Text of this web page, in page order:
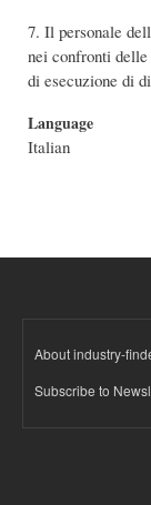
7. Il personale
nei confronti
di esecuzione di
Language
Italian
About industry-
Subscribe to